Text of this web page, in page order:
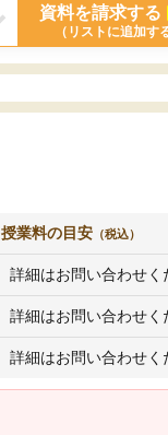
資料を請求する
（リストに追加す
授業料の目安 （税込）
詳細はお問い合わせく
詳細はお問い合わせく
詳細はお問い合わせく